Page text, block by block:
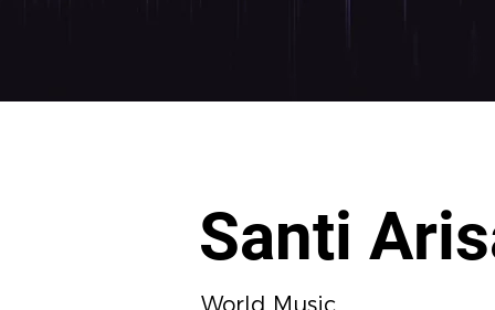
Santi
World Music